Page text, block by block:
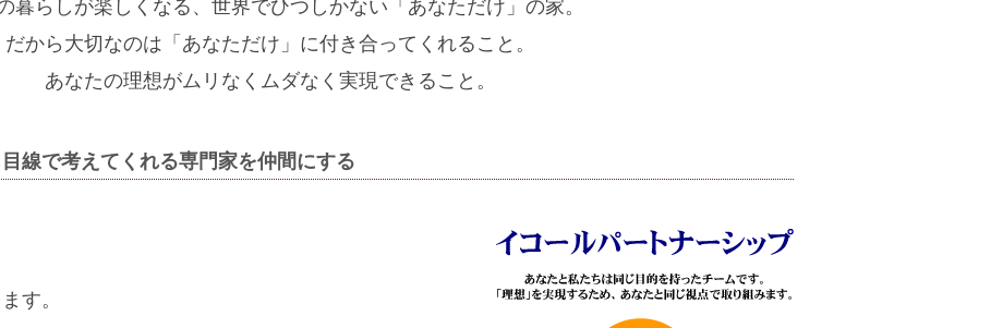
暮らしが楽しくなる、世界でひつしかない「あなただけ」の家。
だから大切なのは「あなただけ」に付き合ってくれること。
あなたの理想がムリなくムダなく実現できること。
線で考えてくれる専門家を仲間にする
す。